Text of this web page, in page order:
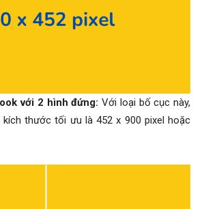
với 2 hình đứng: Với loại bố cục này,
thước tối ưu là 452 x 900 pixel hoặc